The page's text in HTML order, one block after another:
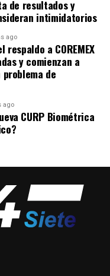
de resultados y
intimidatorios
ago
respaldo a COREMEX
y comienzan a
de
ago
CURP Biométrica